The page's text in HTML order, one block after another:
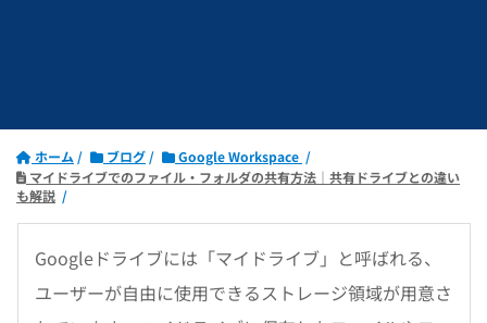
ホーム ブログ
Google Workspace
マイドライブでのファイル・フォルダの共有方法｜共有ドライブとの違い
も解説
Googleドライブには「マイドライブ」と呼ばれる、
ユーザーが自由に使用できるストレージ領域が用意さ